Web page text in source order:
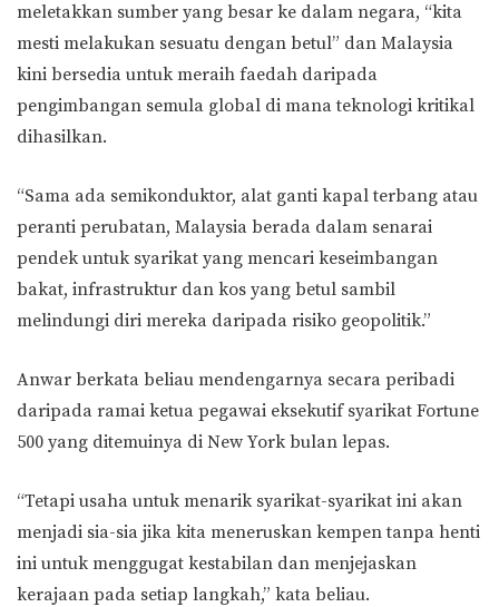
meletakkan sumber yang besar ke dalam negara, “kita
mesti melakukan sesuatu dengan betul” dan Malaysia
kini bersedia untuk meraih faedah daripada
pengimbangan semula global di mana teknologi kritikal
dihasilkan.
“Sama ada semikonduktor, alat ganti kapal terbang atau
peranti perubatan, Malaysia berada dalam senarai
pendek untuk syarikat yang mencari keseimbangan
bakat, infrastruktur dan kos yang betul sambil
melindungi diri mereka daripada risiko geopolitik.”
Anwar berkata beliau mendengarnya secara peribadi
daripada ramai ketua pegawai eksekutif syarikat Fortune
500 yang ditemuinya di New York bulan lepas.
“Tetapi usaha untuk menarik syarikat-syarikat ini akan
menjadi sia-sia jika kita meneruskan kempen tanpa henti
ini untuk menggugat kestabilan dan menjejaskan
kerajaan pada setiap langkah,” kata beliau.